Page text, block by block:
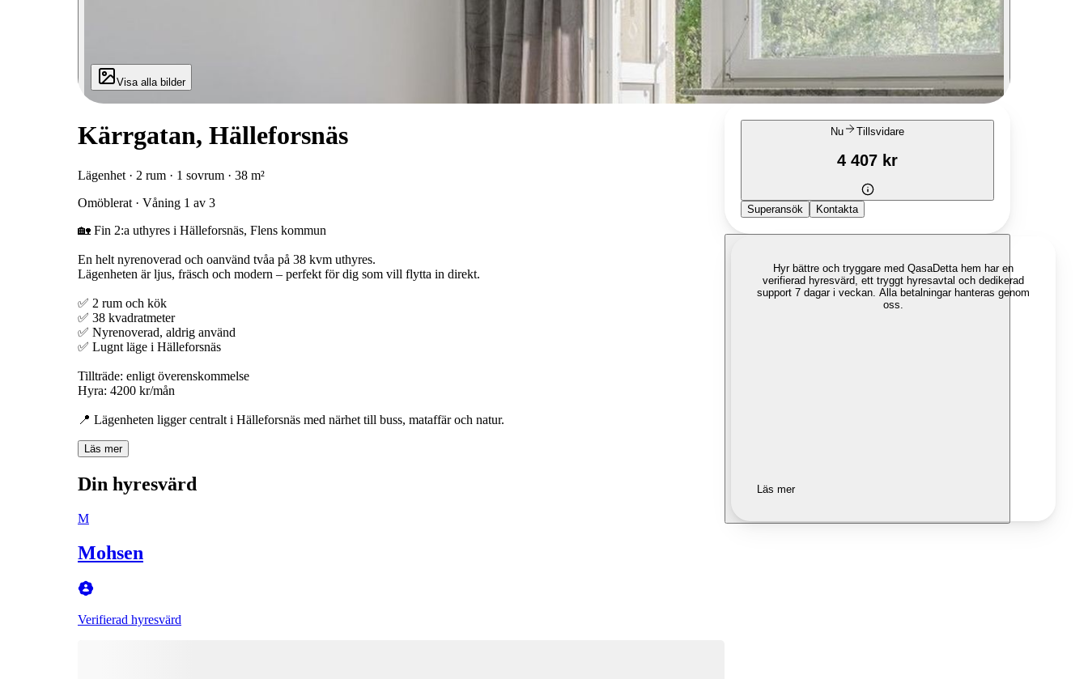
Visa alla bilder
Kärrgatan, Hälleforsnäs
Lägenhet · 2 rum · 1 sovrum · 38 m²
Omöblerat · Våning 1 av 3
🏡 Fin 2:a uthyres i Hälleforsnäs, Flens kommun
En helt nyrenoverad och oanvänd tvåa på 38 kvm uthyres.
Lägenheten är ljus, fräsch och modern – perfekt för dig som vill flytta in direkt.
✅ 2 rum och kök
✅ 38 kvadratmeter
✅ Nyrenoverad, aldrig använd
✅ Lugnt läge i Hälleforsnäs
Tillträde: enligt överenskommelse
Hyra: 4200 kr/mån
📍 Lägenheten ligger centralt i Hälleforsnäs med närhet till buss, mataffär och natur.
Läs mer
Din hyresvärd
M
Mohsen
Verifierad hyresvärd
Nu Tillsvidare
4 407 kr
Superansök Kontakta
Hyr bättre och tryggare med QasaDetta hem har en
verifierad hyresvärd, ett tryggt hyresavtal och dedikerad
support 7 dagar i veckan. Alla betalningar hanteras genom
oss.
Läs mer